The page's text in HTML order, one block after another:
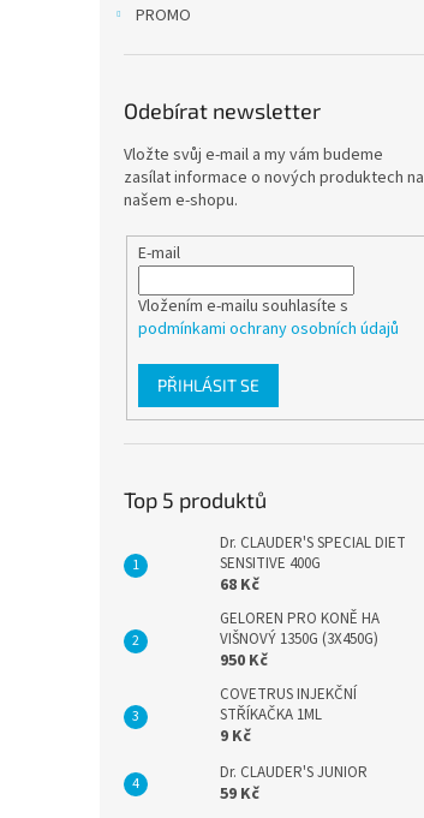
PROMO
Odebírat newsletter
Vložte svůj e-mail a my vám budeme
zasílat informace o nových produktech na
našem e-shopu.
E-mail
Vložením e-mailu souhlasíte s
podmínkami ochrany osobních údajů
PŘIHLÁSIT SE
Top 5 produktů
Dr. CLAUDER'S SPECIAL DIET
SENSITIVE 400G
68 Kč
GELOREN PRO KONĚ HA
VIŠNOVÝ 1350G (3X450G)
950 Kč
COVETRUS INJEKČNÍ
STŘÍKAČKA 1ML
9 Kč
Dr. CLAUDER'S JUNIOR
59 Kč